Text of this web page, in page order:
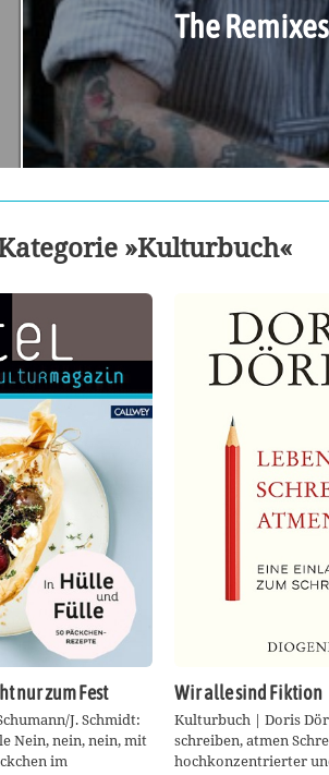
The
»Kulturbuch«
nur zum Fest
J. Schmidt:
Nein, nein, nein, mit
im
Wir alle sind Fiktion
Kulturbuch | Doris
schreiben, atmen
hochkonzentrierter